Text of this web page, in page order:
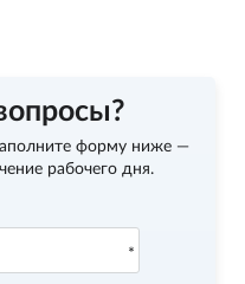
форму ниже —
рабочего дня.